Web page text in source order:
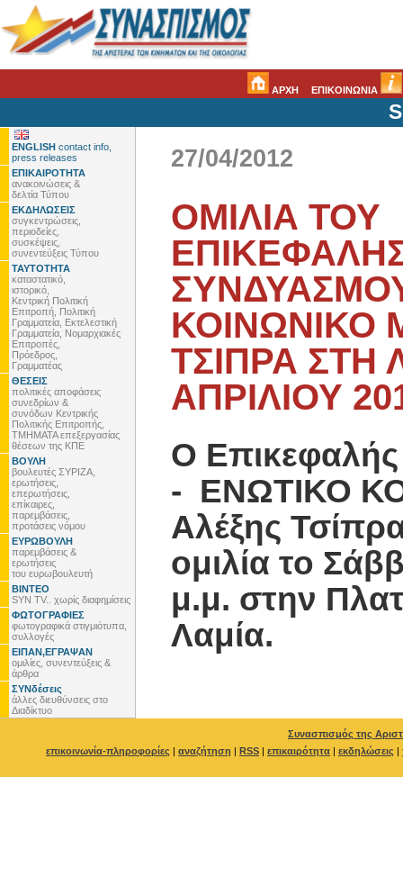
ΑΡΧΗ ΕΠΙΚΟΙΝΩΝΙΑ
ENGLISH contact info,
press releases
ΕΠΙΚΑΙΡΟΤΗΤΑ
ανακοινώσεις &
δελτία Τύπου
ΕΚΔΗΛΩΣΕΙΣ
συγκεντρώσεις,
περιοδείες,
συσκέψεις,
συνεντεύξεις Τύπου
ΤΑΥΤΟΤΗΤΑ
καταστατικό,
ιστορικό,
Κεντρική Πολιτική
Επιτροπή, Πολιτική
Γραμματεία, Εκτελεστική
Γραμματεία, Νομαρχιακές
Επιτροπές,
Πρόεδρος,
Γραμματέας
ΘΕΣΕΙΣ
πολιτικές αποφάσεις
συνεδρίων &
συνόδων Κεντρικής
Πολιτικής Επιτροπής,
ΤΜΗΜΑΤΑ επεξεργασίας
θέσεων της ΚΠΕ
ΒΟΥΛΗ
βουλευτές ΣΥΡΙΖΑ,
ερωτήσεις,
επερωτήσεις,
επίκαιρες,
παρεμβάσεις,
προτάσεις νόμου
ΕΥΡΩΒΟΥΛΗ
παρεμβάσεις &
ερωτήσεις
του ευρωβουλευτή
ΒΙΝΤΕΟ
SYN TV.. χωρίς διαφημίσεις
ΦΩΤΟΓΡΑΦΙΕΣ
φωτογραφικά στιγμιότυπα,
συλλογές
ΕΙΠΑΝ,ΕΓΡΑΨΑΝ
ομιλίες, συνεντεύξεις &
άρθρα
ΣΥΝδέσεις
άλλες διευθύνσεις στο
Διαδίκτυο
27/04/2012
ΟΜΙΛΙΑ ΤΟΥ
ΚΟΙΝΩΝΙΚΟ
ΤΣΙΠΡΑ ΣΤΗ
ΑΠΡΙΛΙΟΥ
Ο
- ΕΝΩΤΙΚΟ
Αλέξης
ομιλία το
μ.μ. στην
Λαμία.
Συνασπισμός της
επικοινωνία-πληροφορίες | αναζήτηση | RSS | επικαιρότητα | εκδηλώσεις |